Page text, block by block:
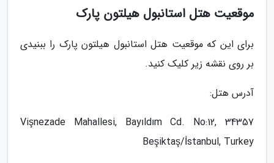
موقعیت هتل استانبول هیلتون پارک
برای این که موقعیت هتل استانبول هیلتون پارک را ببنیدی
بر روی نقشه زیر کلیک کنید.
آدرس هتل:
Vişnezade Mahallesi, Bayıldım Cd. No:12, 34357
Beşiktaş/İstanbul, Turkey